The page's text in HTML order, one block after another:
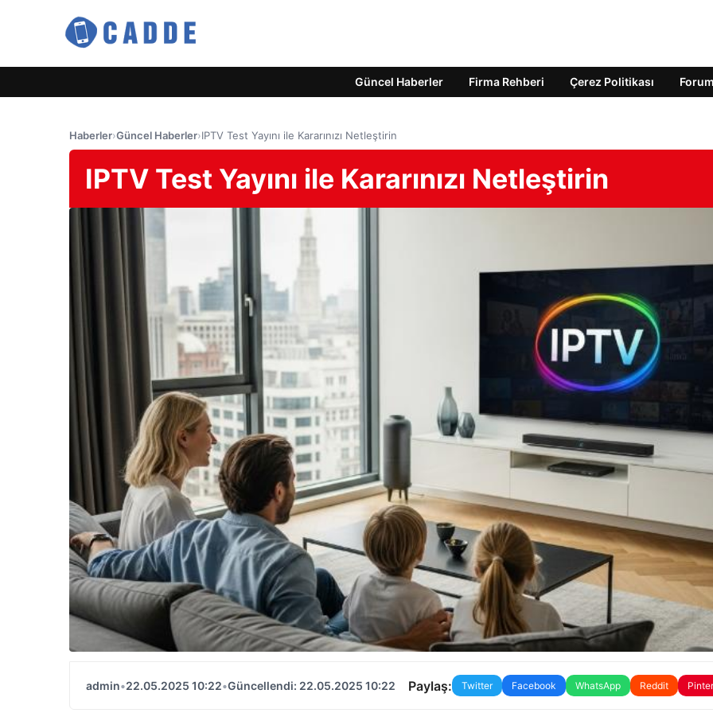
Güncel Haberler Firma Rehberi Çerez Politikası Forum
Haberler›Güncel Haberler›IPTV Test Yayını ile Kararınızı Netleştirin
IPTV Test Yayını ile Kararınızı Netleştirin
admin•22.05.2025 10:22•Güncellendi: 22.05.2025 10:22 Paylaş: Twitter Facebook WhatsApp Reddit